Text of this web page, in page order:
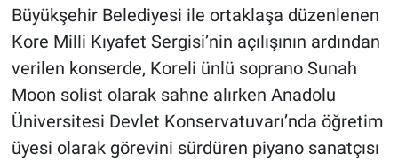
Büyükşehir Belediyesi ile ortaklaşa düzenlenen
Kore Milli Kıyafet Sergisi’nin açılışının ardından
verilen konserde, Koreli ünlü soprano Sunah
Moon solist olarak sahne alırken Anadolu
Üniversitesi Devlet Konservatuvarı’nda öğretim
üyesi olarak görevini sürdüren piyano sanatçısı
Bilim ve Teknoloji